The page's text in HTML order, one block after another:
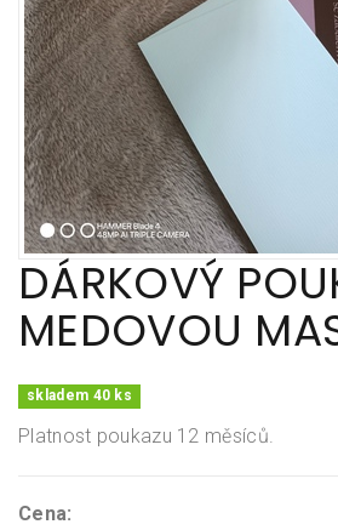
DÁRKOVÝ
MEDOVOU
skladem 40 ks
Platnost poukazu 12 měsíců.
Cena: